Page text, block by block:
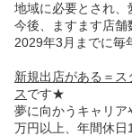
地域に必要とされ、
今後、ますます店舗
2029年3月までに毎
新規出店がある＝
スです★
夢に向かうキャリ
万円以上、年間休日